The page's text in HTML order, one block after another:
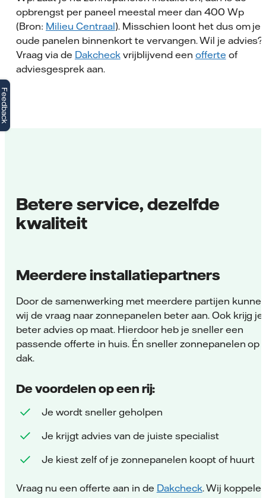
opbrengst per paneel meestal meer dan 400 Wp
(Bron: Milieu Centraal). Misschien loont het dus om je
oude panelen binnenkort te vervangen. Wil je advies?
Vraag via de Dakcheckvrijblijvend een offerte of
adviesgesprek aan.
Betere service, dezelfde
kwaliteit
Meerdere installatiepartners
Door de samenwerking met meerdere partijen
wij de vraag naar zonnepanelen beter aan. Ook krijg je
beter advies op maat. Hierdoor heb je sneller een
passende offerte in huis. Én sneller zonnepanelen op
dak.
De voordelen op een rij:
Je wordt sneller geholpen
Je krijgt advies van de juiste specialist
Je kiest zelf of je zonnepanelen koopt of huurt
Vraag nu een offerte aan in de Dakcheck. Wij
Feedback